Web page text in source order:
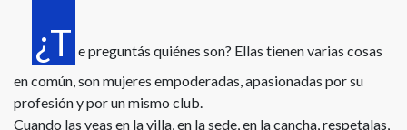
¿T e preguntás quiénes son? Ellas tienen varias cosas
en común, son mujeres empoderadas, apasionadas por su
profesión y por un mismo club.
Cuando las veas en la villa, en la sede, en la cancha, respetalas,